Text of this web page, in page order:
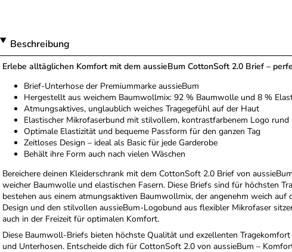
Beschreibung
Erlebe alltäglichen Komfort mit dem aussieBum CottonSoft 2.0 Brief –
Brief-Unterhose der Premiummarke aussieBum
Hergestellt aus weichem Baumwollmix: 92 % Baumwolle und 8 %
Atmungsaktives, unglaublich weiches Tragegefühl auf der Haut
Elastischer Mikrofaserbund mit stilvollem, kontrastfarbenem Logo rund
Optimale Elastizität und bequeme Passform für den ganzen Tag
Zeitloses Design – ideal als Basic für jede Garderobe
Behält ihre Form auch nach vielen Wäschen
Bereichere deinen Kleiderschrank mit dem CottonSoft 2.0 Brief von
weicher Baumwolle und elastischen Fasern. Diese Briefs sind für höchsten
bestehen aus einem atmungsaktiven Baumwollmix, der angenehm weich
Design und den stilvollen aussieBum-Logobund aus flexibler Mikrofaser
auch in der Freizeit für optimalen Komfort.
Diese Baumwoll-Briefs bieten höchste Qualität und exzellenten
und Unterhosen. Entscheide dich für CottonSoft 2.0 von aussieBum –